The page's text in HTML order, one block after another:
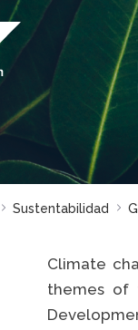
Sustentabilidad
Climate
themes of